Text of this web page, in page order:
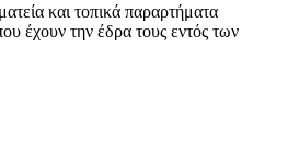
και τοπικά παραρτήματα
έχουν την έδρα τους εντός των